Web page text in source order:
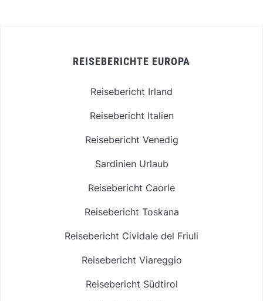
REISEBERICHTE EUROPA
Reisebericht Irland
Reisebericht Italien
Reisebericht Venedig
Sardinien Urlaub
Reisebericht Caorle
Reisebericht Toskana
Reisebericht Cividale del Friuli
Reisebericht Viareggio
Reisebericht Südtirol